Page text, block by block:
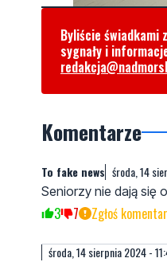
Byliście świadkami
sygnały i
Komentarze
To fake news środa, 14
Seniorzy nie dają się
3 7 Zgłoś
środa, 14 sierpnia 2024 -